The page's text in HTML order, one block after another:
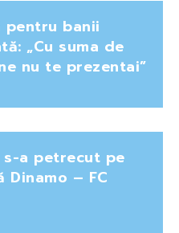
pentru banii
„Cu suma de
nu te prezentai”
a petrecut pe
– FC